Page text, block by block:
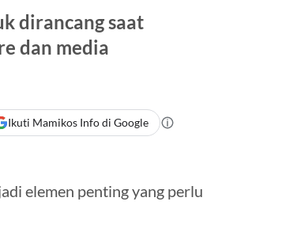
dirancang saat
dan media
Ikuti Mamikos Info di Google
elemen penting yang perlu